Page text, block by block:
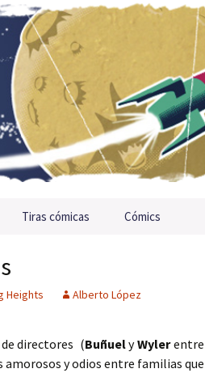
Tiras cómicas Cómics
Heights Alberto López
directores (BuñuelyWylerentre
y odios entre familias que